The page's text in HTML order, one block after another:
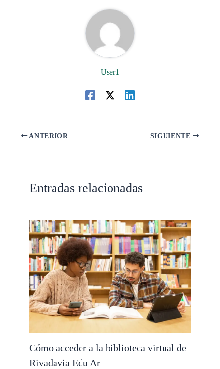
User1
ANTERIOR SIGUIENTE
Entradas relacionadas
Cómo acceder a la biblioteca virtual de
Rivadavia Edu Ar